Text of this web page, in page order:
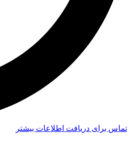
تماس برای دریافت اطلاعات بیشتر